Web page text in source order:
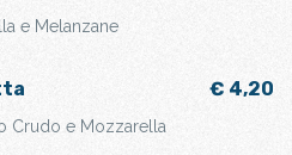
e Melanzane
€ 4,20
Crudo e Mozzarella